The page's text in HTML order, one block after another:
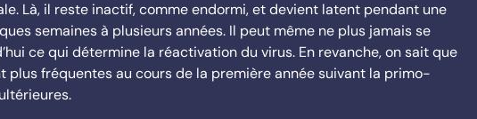
Là, il reste inactif, comme endormi, et devient latent pendant une
semaines à plusieurs années. Il peut même ne plus jamais se
ce qui détermine la réactivation du virus. En revanche, on sait que
plus fréquentes au cours de la première année suivant la primo-